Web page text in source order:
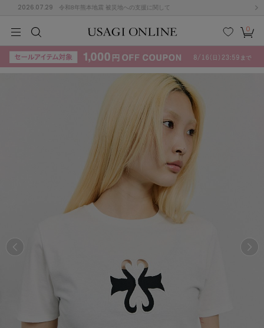
2026.07.29 令和8年熊本地震 被災地への支援に関して
検索
お気
に入
カー
ト
0
KIDSBABYBEAUTYLIFE STYLE
KIDSBABYBEAUTYLIFE STYLE
G
M N
T
その
他
ACYM
アシーム
adidas by Stella McCartney
アディダス バイ ステラマッカートニー